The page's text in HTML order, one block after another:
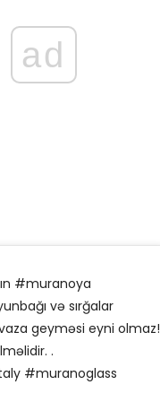
ad
#muranoya
və sırğalar
geyməsi eyni olmaz!
.
#muranoglass